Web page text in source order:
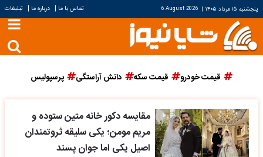
پنجشنبه ۱۵ مرداد ۱۴۰۵ |
6 August 2026 تماس با ما | درباره ما | تبلیغات
قیمت خودرو قیمت سکه دانش آراستگی پرسپولیس
مقایسه دکور خانه متین ستوده و
مریم مومن؛ یکی سلیقه ثروتمندان
اصیل یکی اما جوان پسند